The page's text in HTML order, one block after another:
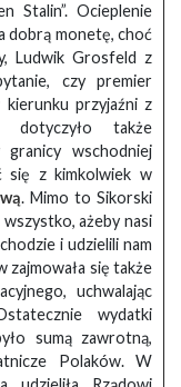
Stalin”. Ocieplenie
dobrą monetę, choć
Ludwik Grosfeld z
czy premier
przyjaźni z
dotyczyło także
wschodniej
się z kimkolwiek w
. Mimo to Sikorski
ażeby nasi
i udzielili nam
zajmowała się także
uchwalając
wydatki
sumą zawrotną,
Polaków. W